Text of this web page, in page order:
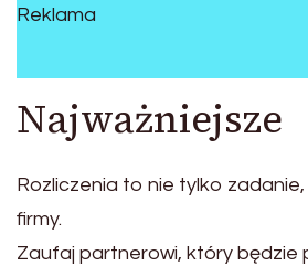
Reklama
Najważniejsze
Rozliczenia to nie tylko
firmy.
Zaufaj partnerowi, który będzie